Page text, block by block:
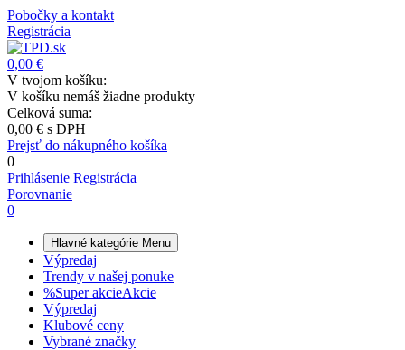
Pobočky a kontakt
Registrácia
0,00 €
V tvojom košíku:
V košíku nemáš žiadne produkty
Celková suma:
0,00 € s DPH
Prejsť do nákupného košíka
0
Prihlásenie Registrácia
Porovnanie
0
Hlavné kategórie Menu
Výpredaj
Trendy v našej ponuke
%Super akcieAkcie
Výpredaj
Klubové ceny
Vybrané značky